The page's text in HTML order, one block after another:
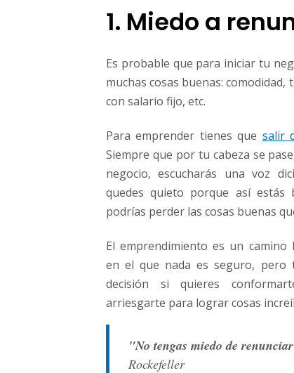
1. Miedo a
Es probable que para iniciar tu
muchas cosas buenas:
con salario fijo, etc.
Para emprender tienes que salir
Siempre que por tu cabeza se
negocio, escucharás una voz
quedes quieto porque así
podrías perder las cosas buenas
El emprendimiento es un camino
en el que nada es seguro, pero
decisión si quieres
arriesgarte para lograr cosas
"No tengas miedo de
Rockefeller